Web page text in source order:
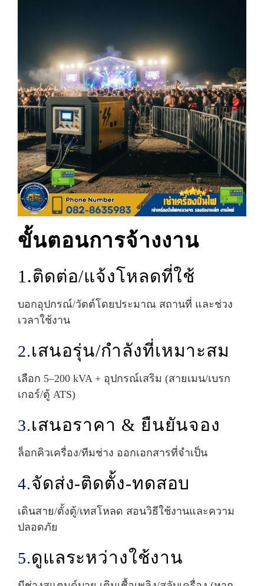
ขั้นตอนการจ้างงาน
1.ติดต่อ/แจ้งโหลดที่ใช้
บอกอุปกรณ์/วัตต์โดยประมาณ สถานที่ และช่วง
เวลาใช้งาน
2.เสนอรุ่น/กำลังที่เหมาะสม
เลือก 5–200 kVA + อุปกรณ์เสริม (สายเมน/เบรก
เกอร์/ตู้ ATS)
3.เสนอราคา & ยืนยันจอง
ล็อกคิวเครื่อง/ทีมช่าง ออกเอกสารที่จำเป็น
4.จัดส่ง-ติดตั้ง-ทดสอบ
เดินสาย/ตั้งตู้/เทสโหลด สอนวิธีใช้งานและความ
ปลอดภัย
5.ดูแลระหว่างใช้งาน